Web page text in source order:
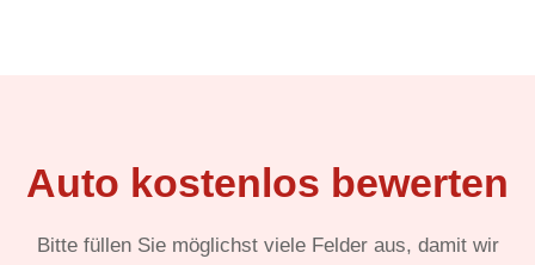
Auto kostenlos bewerten
Bitte füllen Sie möglichst viele Felder aus, damit wir